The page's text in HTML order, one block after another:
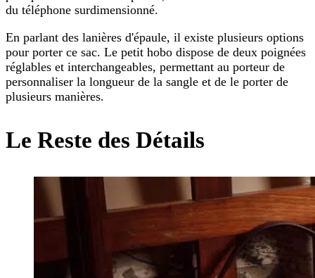
du téléphone surdimensionné.
En parlant des lanières d'épaule, il existe plusieurs options
pour porter ce sac. Le petit hobo dispose de deux poignées
réglables et interchangeables, permettant au porteur de
personnaliser la longueur de la sangle et de le porter de
plusieurs manières.
Le Reste des Détails